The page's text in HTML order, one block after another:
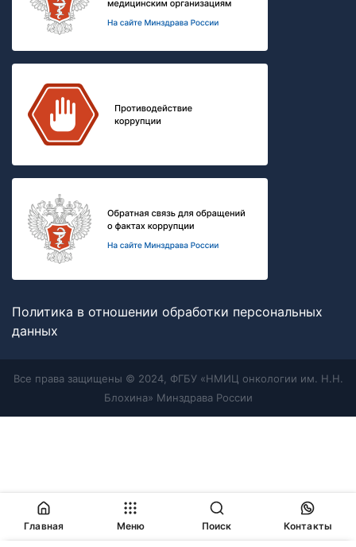
Политика в отношении обработки персональных
данных
Все права защищены © 2024, ФГБУ «НМИЦ онкологии им. Н.Н.
Блохина» Минздрава России
Главная Меню Поиск Контакты